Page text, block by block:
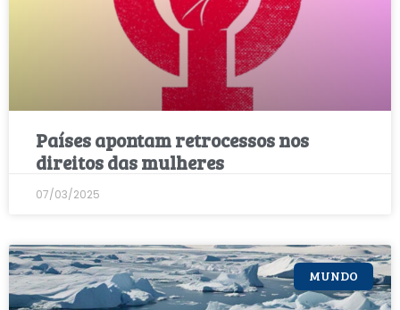
Países apontam retrocessos nos
direitos das mulheres
07/03/2025
MUNDO